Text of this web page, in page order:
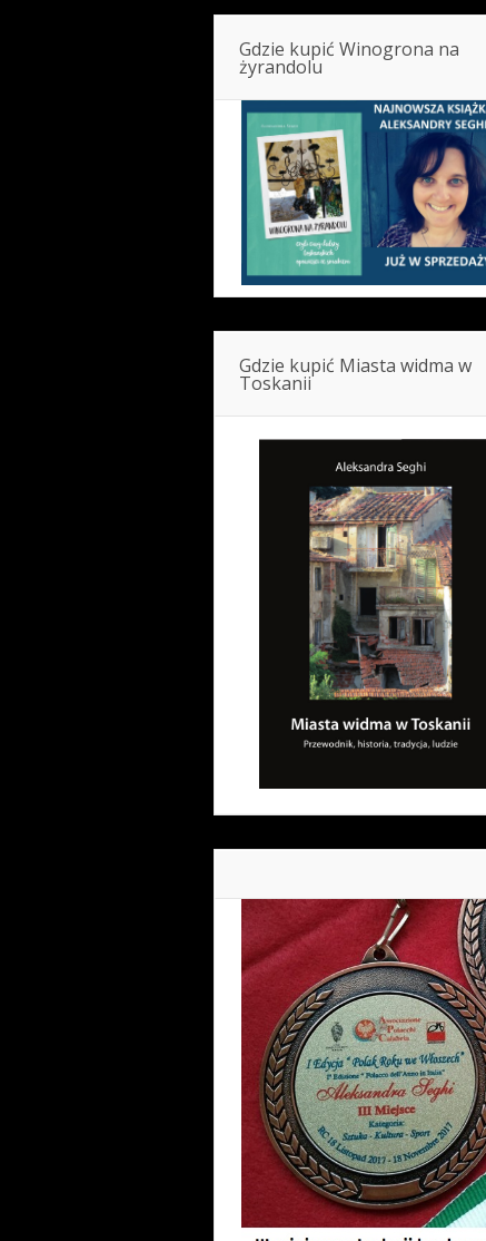
Gdzie kupić Winogrona na
żyrandolu
Gdzie kupić Miasta widma w
Toskanii